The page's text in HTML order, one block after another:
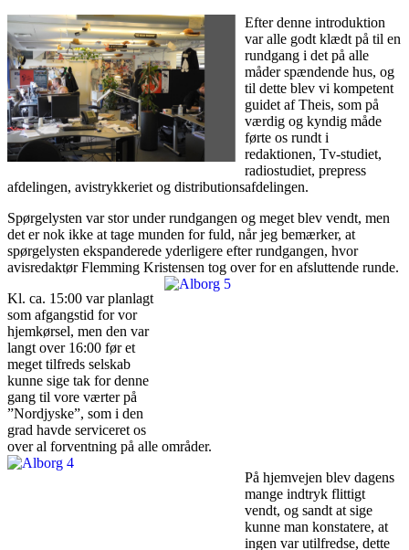
Efter denne introduktion
var alle godt klædt på til en
rundgang i det på alle
måder spændende hus, og
til dette blev vi kompetent
guidet af Theis, som på
værdig og kyndig måde
førte os rundt i
redaktionen, Tv-studiet,
radiostudiet, prepress
afdelingen, avistrykkeriet og distributionsafdelingen.
Spørgelysten var stor under rundgangen og meget blev vendt, men
det er nok ikke at tage munden for fuld, når jeg bemærker, at
spørgelysten ekspanderede yderligere efter rundgangen, hvor
avisredaktør Flemming Kristensen tog over for en afsluttende runde.
Kl. ca. 15:00 var planlagt
som afgangstid for vor
hjemkørsel, men den var
langt over 16:00 før et
meget tilfreds selskab
kunne sige tak for denne
gang til vore værter på
”Nordjyske”, som i den
grad havde serviceret os
over al forventning på alle områder.
På hjemvejen blev dagens
mange indtryk flittigt
vendt, og sandt at sige
kunne man konstatere, at
ingen var utilfredse, dette